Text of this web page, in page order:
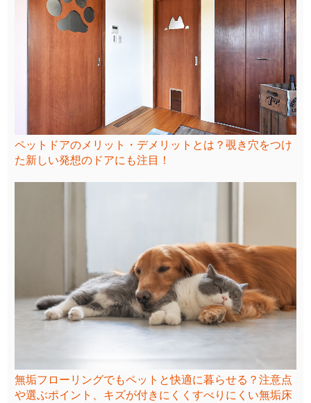
ペットドアのメリット・デメリットとは？覗き穴をつけ
た新しい発想のドアにも注目！
無垢フローリングでもペットと快適に暮らせる？注意点
や選ぶポイント、キズが付きにくくすべりにくい無垢床